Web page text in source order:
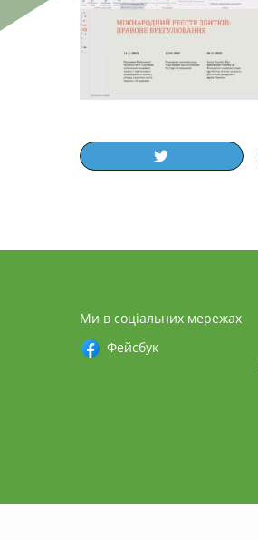
Ми в соціальних мережах
Фейсбук